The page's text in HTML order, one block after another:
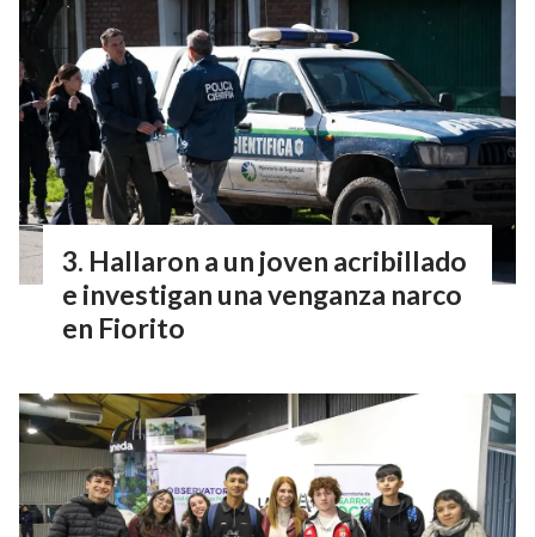
Hallaron a un joven acribillado
e investigan una venganza narco
en Fiorito